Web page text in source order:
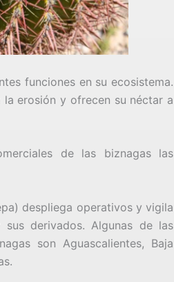
funciones en su ecosistema.
erosión y ofrecen su néctar a
de las biznagas las
despliega operativos y vigila
derivados. Algunas de las
son Aguascalientes, Baja